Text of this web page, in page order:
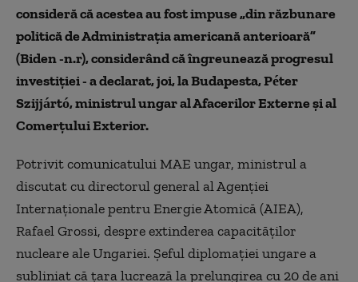
consideră că acestea au fost impuse „din răzbunare
politică de Administraţia americană anterioară”
(Biden -n.r), considerând că îngreunează progresul
investiţiei - a declarat, joi, la Budapesta, Péter
Szijjártó, ministrul ungar al Afacerilor Externe şi al
Comerţului Exterior.
Potrivit comunicatului MAE ungar, ministrul a
discutat cu directorul general al Agenţiei
Internaţionale pentru Energie Atomică (AIEA),
Rafael Grossi, despre extinderea capacităţilor
nucleare ale Ungariei. Şeful diplomaţiei ungare a
subliniat că ţara lucrează la prelungirea cu 20 de ani